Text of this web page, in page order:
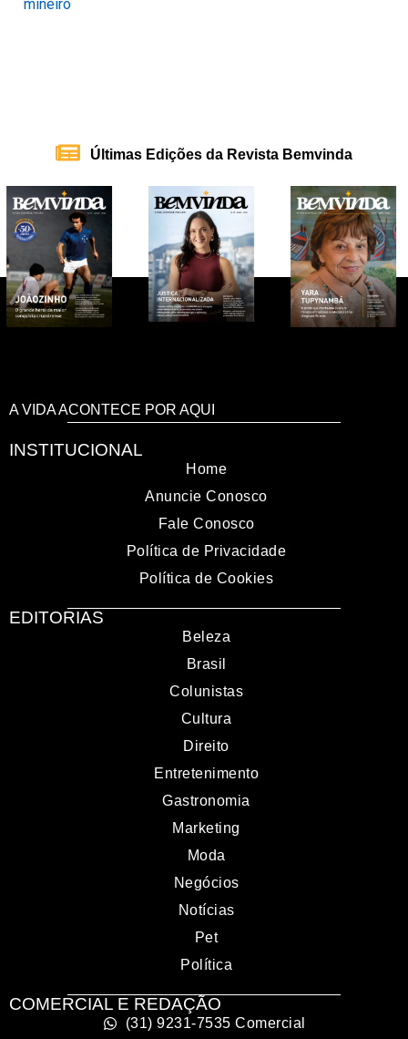
Últimas Edições da Revista Bemvinda
A VIDA ACONTECE POR AQUI
INSTITUCIONAL
Home
Anuncie Conosco
Fale Conosco
Política de Privacidade
Política de Cookies
EDITORIAS
Beleza
Brasil
Colunistas
Cultura
Direito
Entretenimento
Gastronomia
Marketing
Moda
Negócios
Notícias
Pet
Política
COMERCIAL E REDAÇÃO
(31) 9231-7535 Comercial